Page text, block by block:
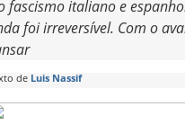
fascismo italiano e
foi irreversível. Com o
de Luis Nassif